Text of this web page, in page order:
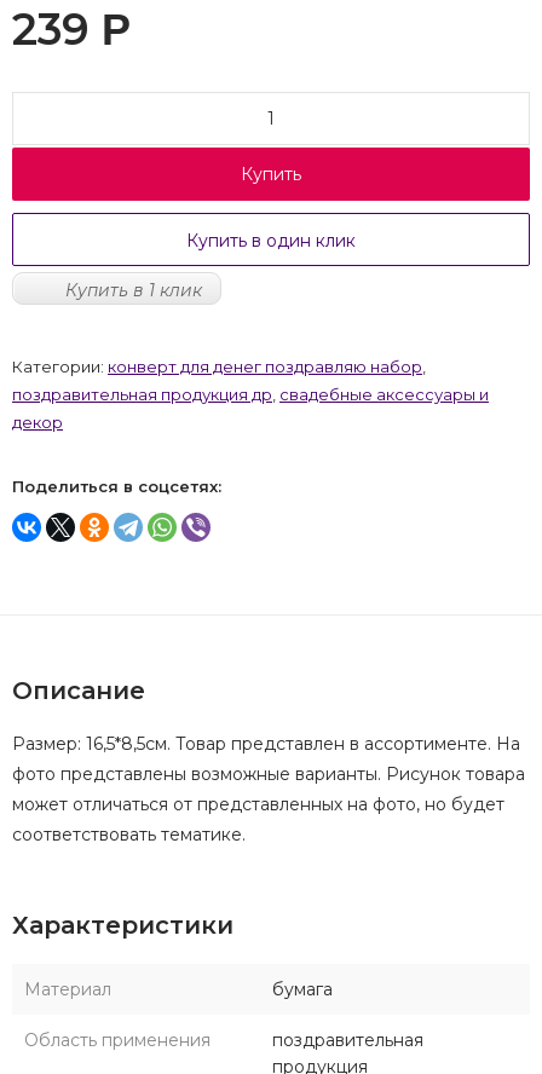
239 Р
Купить
Купить в один клик
Купить в 1 клик
Категории: конверт для денег поздравляю набор
поздравительная продукция др свадебные аксессуары и
декор
Поделиться в соцсетях:
Описание
Размер: 16,5*8,5см. Товар представлен в ассортименте. На
фото представлены возможные варианты. Рисунок товара
может отличаться от представленных на фото, но будет
соответствовать тематике.
Характеристики
Материал бумага
Область применения
поздравительная
продукция